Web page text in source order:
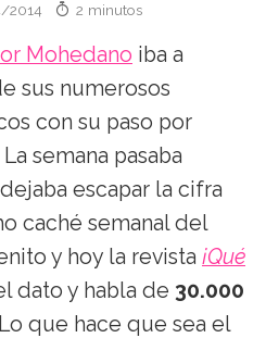
2014 2 minutos
Mohedano iba a
sus numerosos
con su paso por
semana pasaba
escapar la cifra
caché semanal del
y hoy la revista ¡Qué
dato y habla de 30.000
que hace que sea el